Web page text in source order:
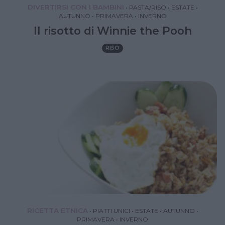
• PASTA/RISO • ESTATE •
AUTUNNO • PRIMAVERA • INVERNO
Il risotto di Winnie the Pooh
RISO
• PIATTI UNICI • ESTATE • AUTUNNO •
PRIMAVERA • INVERNO